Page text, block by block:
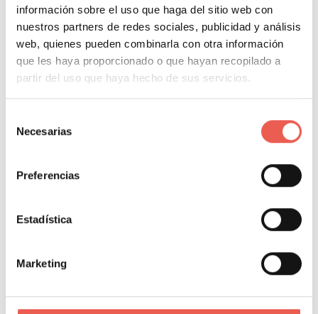
información sobre el uso que haga del sitio web con
nuestros partners de redes sociales, publicidad y análisis
web, quienes pueden combinarla con otra información
que les haya proporcionado o que hayan recopilado a
partir del uso que haya hecho de sus servicios.
Necesarias
Preferencias
Estadística
Marketing
Ten cuidado con el
significado de los símbolos
el mundo, por eso tienes que tener cuidado a la hora
de seleccionar los símbolos que utilizarás, investiga
bien si lo que estás tratando de decir es universal o
corresponde solamente a un grupo determinado.
marketing